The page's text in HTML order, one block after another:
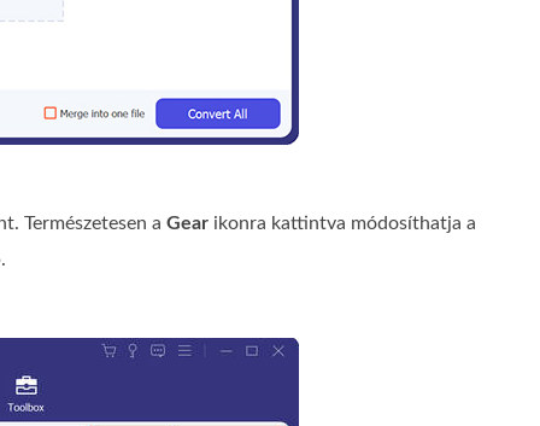
Természetesen a Gear ikonra kattintva módosíthatja a